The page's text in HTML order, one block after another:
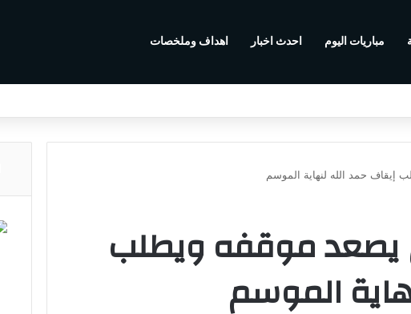
مباريات اليوم احدث اخبار اهداف وملخصات
إيقاف حمد الله لنهاية الموسم
يصعد موقفه ويطلب
الموسم